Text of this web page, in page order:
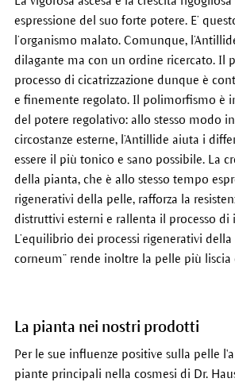
espressione del suo forte potere. E’
l’organismo malato. Comunque,
dilagante ma con un ordine ricercato. Il
processo di cicatrizzazione dunque è
e finemente regolato. Il polimorfismo è
del potere regolativo: allo stesso modo
circostanze esterne, l’Antillide aiuta i
essere il più tonico e sano possibile. La
della pianta, che è allo stesso tempo
rigenerativi della pelle, rafforza la
distruttivi esterni e rallenta il processo di
L’equilibrio dei processi rigenerativi
corneum” rende inoltre la pelle più liscia
La pianta nei nostri prodotti
Per le sue influenze positive sulla pelle
piante principali nella cosmesi di Dr.